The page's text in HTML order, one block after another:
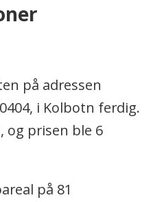
på adressen
i Kolbotn ferdig.
og prisen ble 6
på 81